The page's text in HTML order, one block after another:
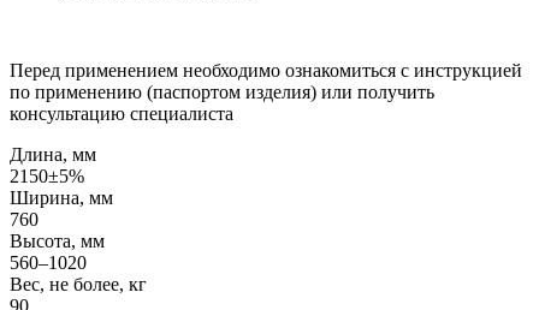
Перед применением необходимо ознакомиться с инструкцией
по применению (паспортом изделия) или получить
консультацию специалиста
Длина, мм
2150±5%
Ширина, мм
760
Высота, мм
560–1020
Вес, не более, кг
90